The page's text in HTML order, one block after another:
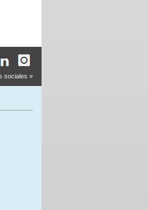
sociales »